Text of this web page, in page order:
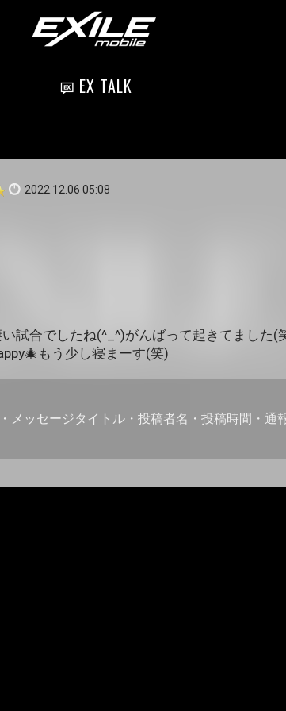
EX TALK
2022.12.06 05:08
試合でしたね(^_^)がんばって起きてました(
もう少し寝まーす(笑)
メッセージタイトル・投稿者名・投稿時間・通